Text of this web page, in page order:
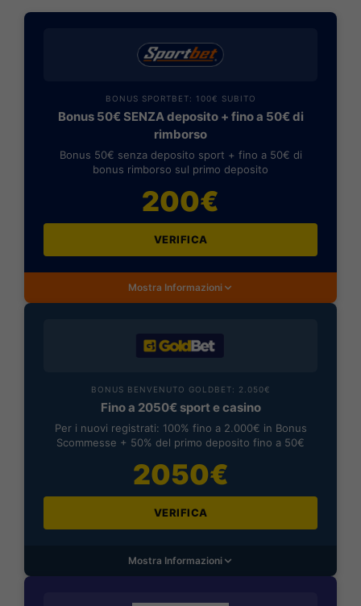
BONUS SPORTBET: 100€ SUBITO
Bonus 50€ SENZA deposito + fino a 50€ di
rimborso
Bonus 50€ senza deposito sport + fino a 50€ di
bonus rimborso sul primo deposito
200€
VERIFICA
Mostra Informazioni
BONUS BENVENUTO GOLDBET: 2.050€
Fino a 2050€ sport e casino
Per i nuovi registrati: 100% fino a 2.000€ in Bonus
Scommesse + 50% del primo deposito fino a 50€
2050€
VERIFICA
Mostra Informazioni